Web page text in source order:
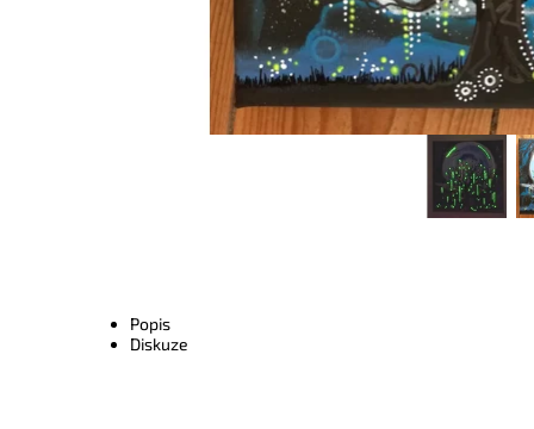
Popis
Diskuze